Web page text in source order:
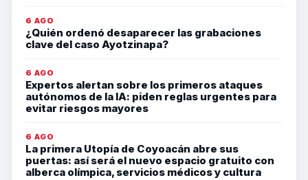
6 AGO
¿Quién ordenó desaparecer las grabaciones
clave del caso Ayotzinapa?
6 AGO
Expertos alertan sobre los primeros ataques
autónomos de la IA: piden reglas urgentes para
evitar riesgos mayores
6 AGO
La primera Utopía de Coyoacán abre sus
puertas: así será el nuevo espacio gratuito con
alberca olímpica, servicios médicos y cultura